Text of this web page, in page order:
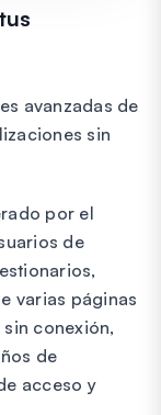
avanzadas de
sin
por el
de
varias páginas
conexión,
de
acceso y